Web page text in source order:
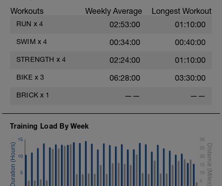
M3: Crunch
com 20s descanso
Workouts Weekly Average Longest Workout
RUN x 4 02:53:00 01:10:00
SWIM x 4 00:34:00 00:40:00
STRENGTH x 4 02:24:00 01:10:00
BIKE x 3 06:28:00 03:30:00
BRICK x 1 —— ——
Training Load By Week
5
10
15
5
10
15
20
25
30